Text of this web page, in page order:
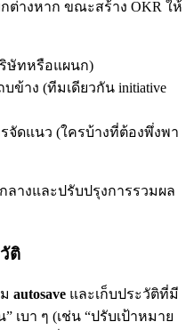
ต่างหาก ขณะสร้าง OKR ให้
ษัทหรือแผนก)
ข้าง (ทีมเดียวกัน initiative
จัดแนว (ใครบ้างที่ต้องพึ่งพา
างและปรับปรุงการรวมผล
ติ
autosave และเก็บประวัติที่มี
เบา ๆ (เช่น “ปรับเป้าหมาย